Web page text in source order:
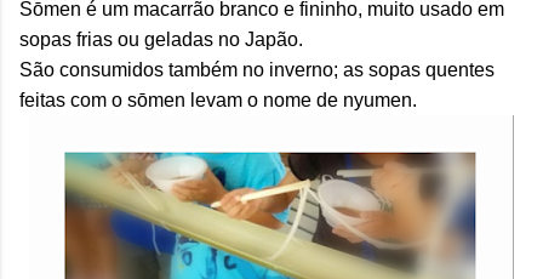
Sōmen é um macarrão branco e fininho, muito usado em
sopas frias ou geladas no Japão.
São consumidos também no inverno; as sopas quentes
feitas com o sōmen levam o nome de nyumen.